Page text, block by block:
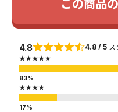
この商品
4.8 4.8 / 5 ス
★★★★★
★★★★